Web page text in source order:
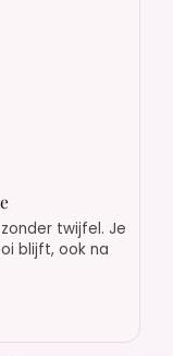
twijfel. Je
blijft, ook na